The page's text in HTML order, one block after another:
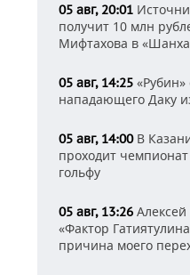
05 авг, 20:01
получит 10 млн
Мифтахова в
05 авг, 14:25 «Рубин»
нападающего Даку
05 авг, 14:00В
проходит
гольфу
05 авг, 13:26
«Фактор
причина моего